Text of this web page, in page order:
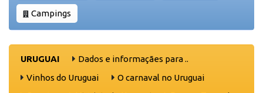
Campings
URUGUAI
Dados e informaçães para ..
Vinhos do Uruguai
O carnaval no Uruguai